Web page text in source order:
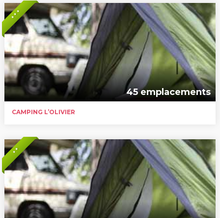
* * *
45 emplacements
CAMPING L’OLIVIER
* *